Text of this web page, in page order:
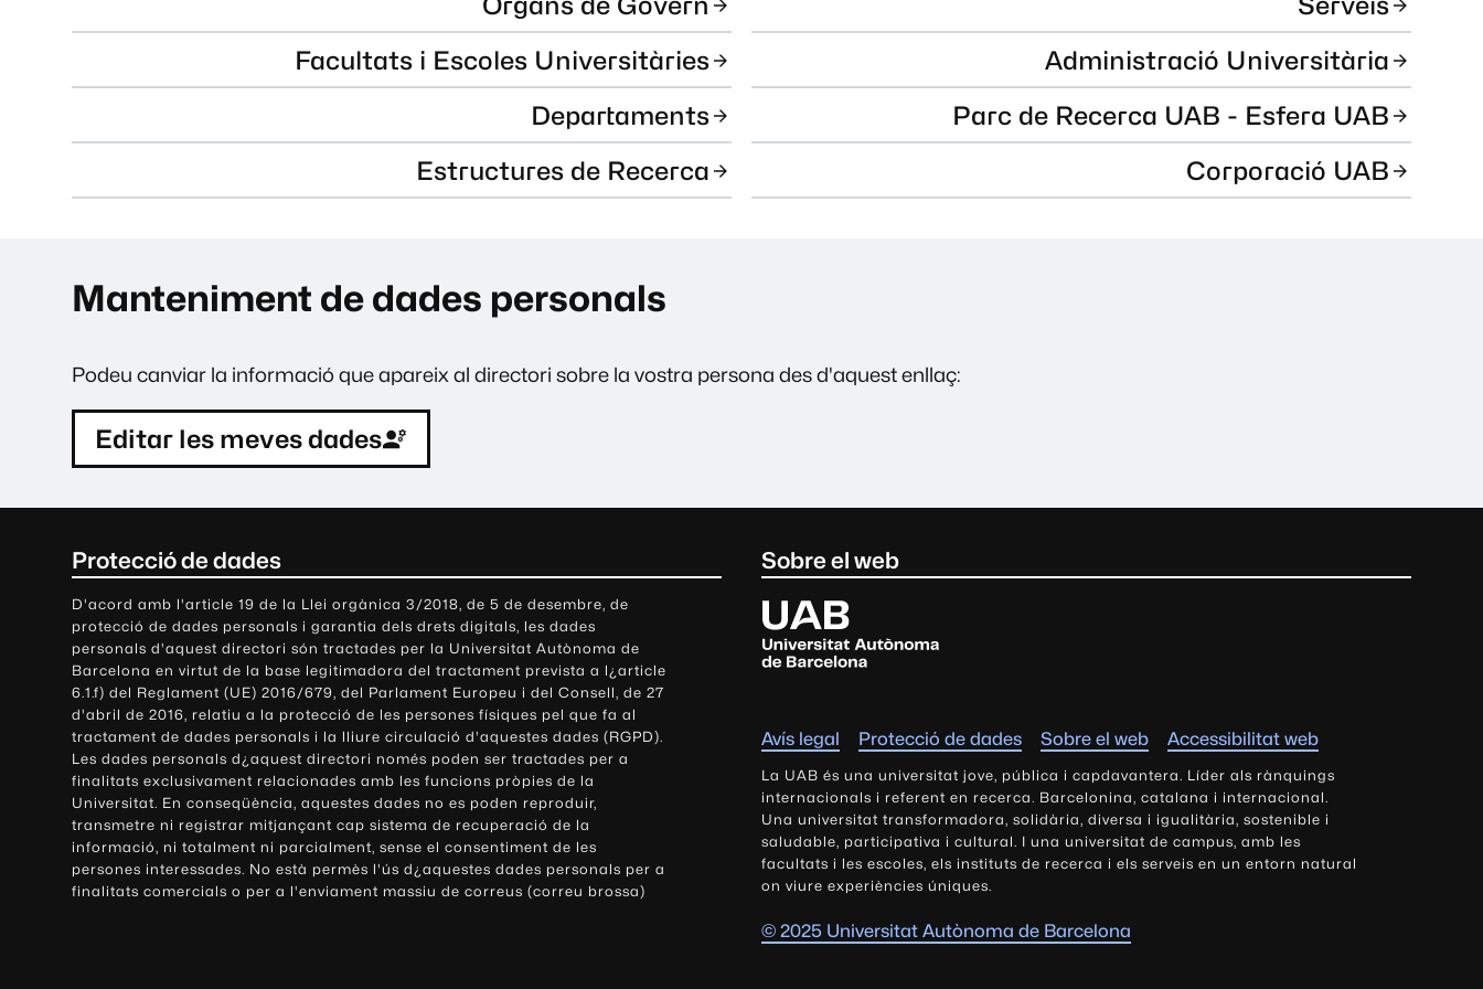
Facultats i Escoles Universitàries
Departaments
Estructures de Recerca
Administració Universitària
Parc de Recerca UAB - Esfera UAB
Corporació UAB
Manteniment de dades personals
Podeu canviar la informació que apareix al directori sobre la vostra persona des d'aquest enllaç:
Editar les meves dades
Protecció de dades
D'acord amb l'article 19 de la Llei orgànica 3/2018, de 5 de desembre, de
protecció de dades personals i garantia dels drets digitals, les dades
personals d'aquest directori són tractades per la Universitat Autònoma de
Barcelona en virtut de la base legitimadora del tractament prevista a l¿article
6.1.f) del Reglament (UE) 2016/679, del Parlament Europeu i del Consell, de 27
d'abril de 2016, relatiu a la protecció de les persones físiques pel que fa al
tractament de dades personals i la lliure circulació d'aquestes dades (RGPD).
Les dades personals d¿aquest directori només poden ser tractades per a
finalitats exclusivament relacionades amb les funcions pròpies de la
Universitat. En conseqüència, aquestes dades no es poden reproduir,
transmetre ni registrar mitjançant cap sistema de recuperació de la
informació, ni totalment ni parcialment, sense el consentiment de les
persones interessades. No està permès l'ús d¿aquestes dades personals per a
finalitats comercials o per a l'enviament massiu de correus (correu brossa)
Sobre el web
U
n
i
s
i
t
a
t
A
u
t
ò
Avís legal Protecció de dades Sobre el web Accessibilitat web
La UAB és una universitat jove, pública i capdavantera. Líder als rànquings
internacionals i referent en recerca. Barcelonina, catalana i internacional.
Una universitat transformadora, solidària, diversa i igualitària, sostenible i
saludable, participativa i cultural. I una universitat de campus, amb les
facultats i les escoles, els instituts de recerca i els serveis en un entorn natural
on viure experiències úniques.
© 2025 Universitat Autònoma de Barcelona